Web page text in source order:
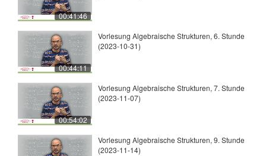
00:41:46
00:44:11
Vorlesung Algebraische Strukturen, 6. Stunde
(2023-10-31)
00:54:02
Vorlesung Algebraische Strukturen, 7. Stunde
(2023-11-07)
Vorlesung Algebraische Strukturen, 9. Stunde
(2023-11-14)